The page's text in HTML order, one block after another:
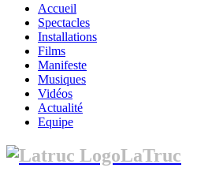
Accueil
Spectacles
Installations
Films
Manifeste
Musiques
Vidéos
Actualité
Equipe
LaTruc